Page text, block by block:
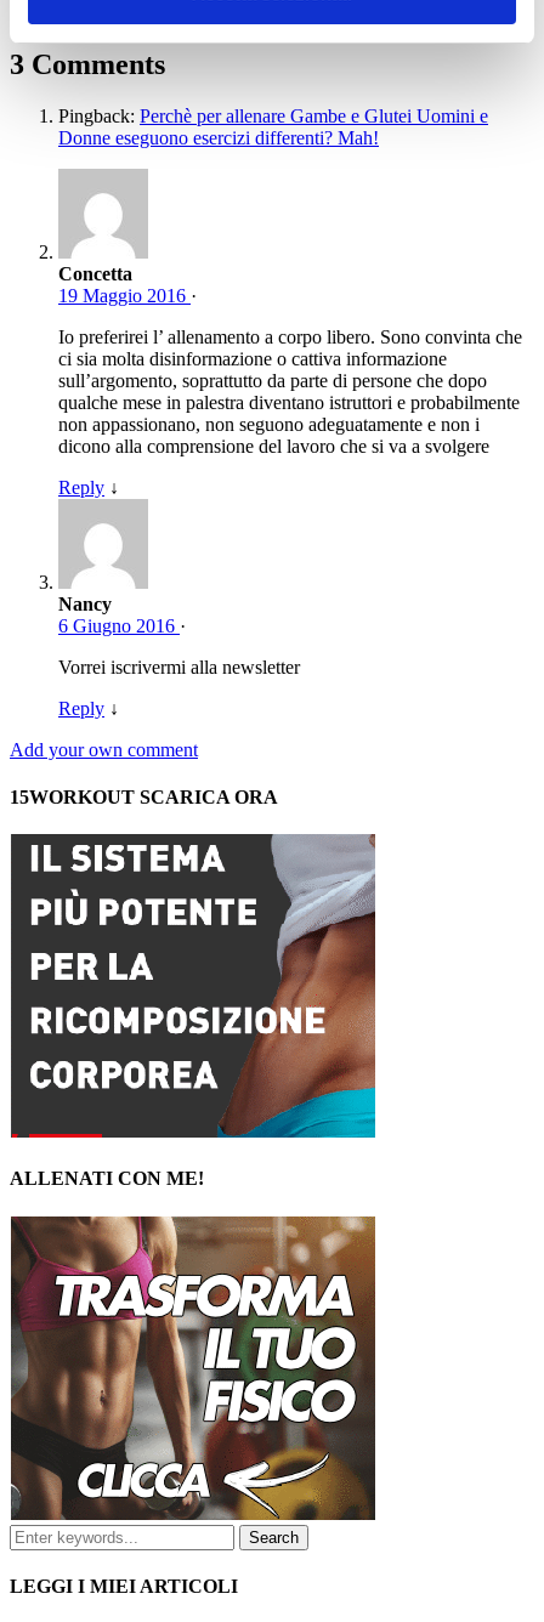
3 Comments
Pingback: Perchè per allenare Gambe e Glutei Uomini e
Donne eseguono esercizi differenti? Mah!
Concetta
19 Maggio 2016 ·
Io preferirei l’ allenamento a corpo libero. Sono convinta che
ci sia molta disinformazione o cattiva informazione
sull’argomento, soprattutto da parte di persone che dopo
qualche mese in palestra diventano istruttori e probabilmente
non appassionano, non seguono adeguatamente e non i
dicono alla comprensione del lavoro che si va a svolgere
Reply ↓
Nancy
6 Giugno 2016 ·
Vorrei iscrivermi alla newsletter
Reply ↓
Add your own comment
15WORKOUT SCARICA ORA
ALLENATI CON ME!
LEGGI I MIEI ARTICOLI